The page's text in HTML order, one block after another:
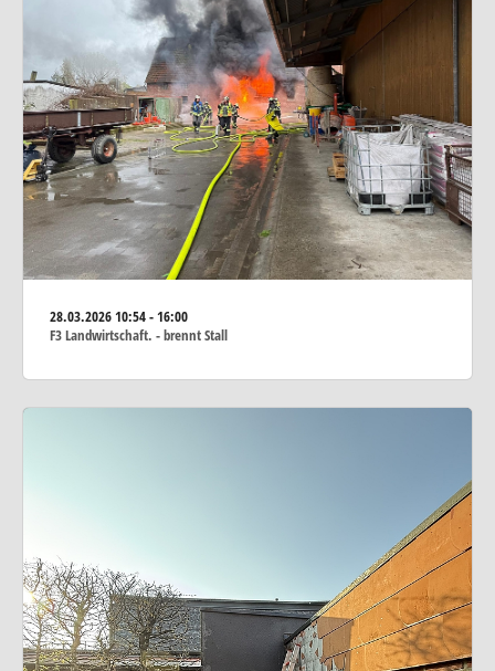
28.03.202610:54 - 16:00
F3 Landwirtschaft. - brennt Stall